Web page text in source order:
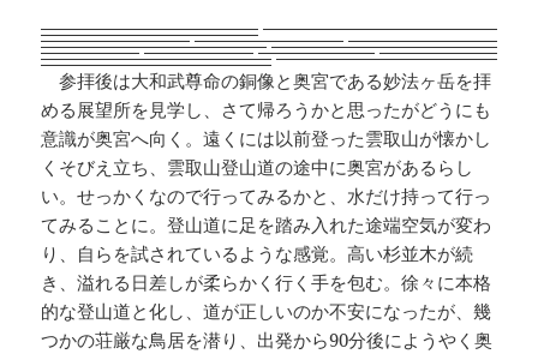
参拝後は大和武尊命の銅像と奥宮である妙法ヶ岳を拝
める展望所を見学し、さて帰ろうかと思ったがどうにも
意識が奥宮へ向く。遠くには以前登った雲取山が懐かし
くそびえ立ち、雲取山登山道の途中に奥宮があるらし
い。せっかくなので行ってみるかと、水だけ持って行っ
てみることに。登山道に足を踏み入れた途端空気が変わ
り、自らを試されているような感覚。高い杉並木が続
き、溢れる日差しが柔らかく行く手を包む。徐々に本格
的な登山道と化し、道が正しいのか不安になったが、幾
つかの荘厳な鳥居を潜り、出発から90分後にようやく奥